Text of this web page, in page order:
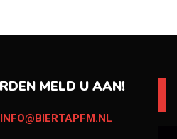
MELD U AAN!
INFO@BIERTAPFM.NL